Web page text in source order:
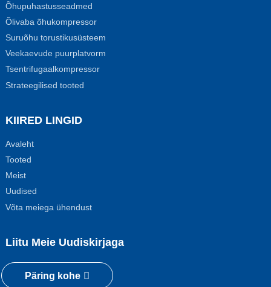
Õhupuhastusseadmed
Õlivaba õhukompressor
Suruõhu torustikusüsteem
Veekaevude puurplatvorm
Tsentrifugaalkompressor
Strateegilised tooted
KIIRED LINGID
Avaleht
Tooted
Meist
Uudised
Võta meiega ühendust
Liitu Meie Uudiskirjaga
Päring kohe